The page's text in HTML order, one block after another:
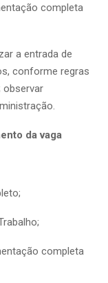
completa
a entrada de
conforme regras
observar
da vaga
completa